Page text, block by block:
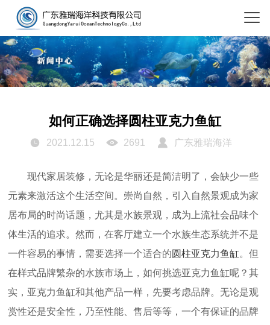
如何正确选择圆柱亚克力鱼缸
2021.12.15 2691 广东雅瑞海洋
现代家居装修，无论是华丽还是简洁明了，会缺少一些
元素来激活这个生活空间。崇尚自然，引入自然景观成为家
居布局的时尚话题，尤其是水族景观，成为上流社会品味个
体生活的追求。然而，在客厅建立一个水族生态系统并不是
一件容易的事情， 需要选择一个适合的圆柱亚克力鱼缸。但
在样式品牌繁杂的水族市场上，如何挑选亚克力鱼缸呢？其
实， 亚克力鱼缸和其他产品一样， 先要考虑品牌。无论是观
赏性还是安全性，乃至性能、售后等等，一个有保证的品牌